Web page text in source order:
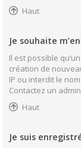
Haut
Je souhaite
Il est possible
création de
IP ou interdit le
Contactez un
Haut
Je suis